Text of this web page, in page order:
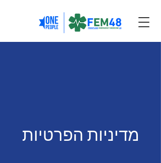
מדיניות הפרטיות